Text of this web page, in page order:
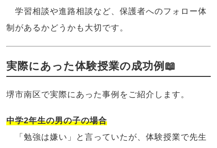
学習相談や進路相談など、保護者へのフォロー体
制があるかどうかも大切です。
実際にあった体験授業の成功例📖
堺市南区で実際にあった事例をご紹介します。
中学2年生の男の子の場合
「勉強は嫌い」と言っていたが、体験授業で先生